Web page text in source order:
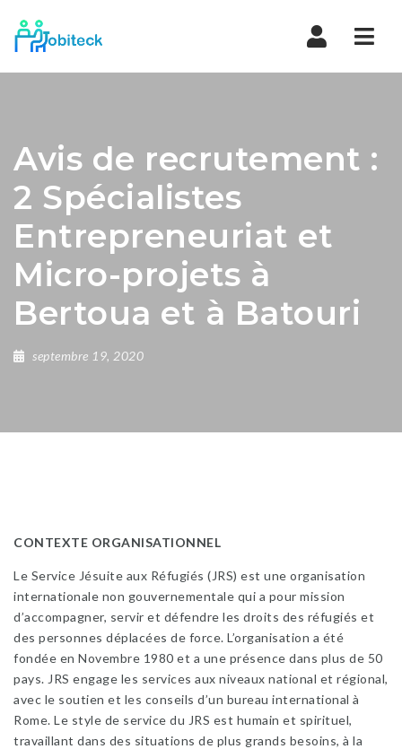
Avis de recrutement :
2 Spécialistes
Entrepreneuriat et
Micro-projets à
Bertoua et à Batouri
septembre 19, 2020
CONTEXTE ORGANISATIONNEL
Le Service Jésuite aux Réfugiés (JRS) est une organisation
internationale non gouvernementale qui a pour mission
d’accompagner, servir et défendre les droits des réfugiés et
des personnes déplacées de force. L’organisation a été
fondée en Novembre 1980 et a une présence dans plus de 50
pays. JRS engage les services aux niveaux national et régional,
avec le soutien et les conseils d’un bureau international à
Rome. Le style de service du JRS est humain et spirituel,
travaillant dans des situations de plus grands besoins, à la